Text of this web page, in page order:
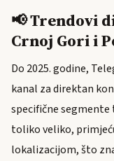
📢 Trendovi
Crnoj Gori i
Do 2025. godine,
kanal za direktan
specifične
toliko veliko,
lokalizacijom, što